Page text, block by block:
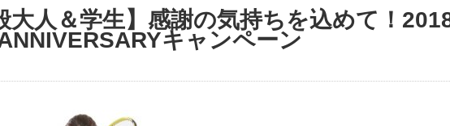
大人＆学生】感謝の気持ちを込めて！
キャンペーン